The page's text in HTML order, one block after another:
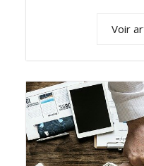
Voir